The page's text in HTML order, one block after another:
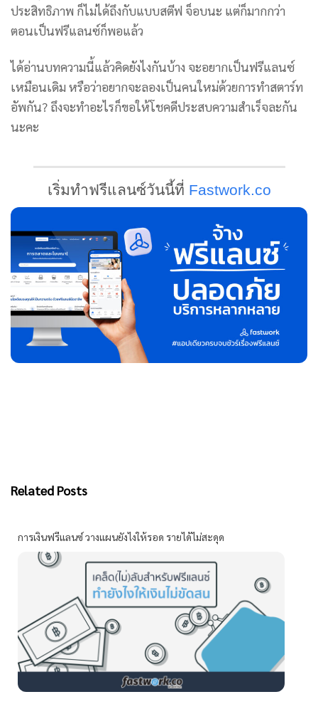
ประสิทธิภาพ ก็ไม่ได้ถึงกับแบบสตีฟ จ็อบนะ แต่ก็มากกว่า
ตอนเป็นฟรีแลนซ์ก็พอแล้ว
ได้อ่านบทความนี้แล้วคิดยังไงกันบ้าง จะอยากเป็นฟรีแลนซ์
เหมือนเดิม หรือว่าอยากจะลองเป็นคนใหม่ด้วยการทำสตาร์ท
อัพกัน? ถึงจะทำอะไรก็ขอให้โชคดีประสบความสำเร็จละกัน
นะคะ
เริ่มทำฟรีแลนซ์วันนี้ที่ Fastwork.co
Related Posts
การเงินฟรีแลนซ์ วางแผนยังไงให้รอด รายได้ไม่สะดุด